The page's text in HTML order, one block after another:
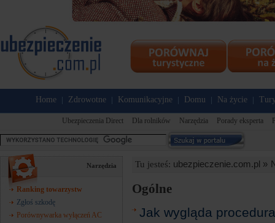
Home Zdrowotne Komunikacyjne Domu Na życie
Ubezpieczenia Direct Dla rolników Narzędzia Porady eksperta
Narzędzia
Ranking towarzystw
Zgłoś szkodę
Porównywarka wyłączeń AC
Tu jesteś: ubezpieczenie.com.pl »
Ogólne
Jak wygląda